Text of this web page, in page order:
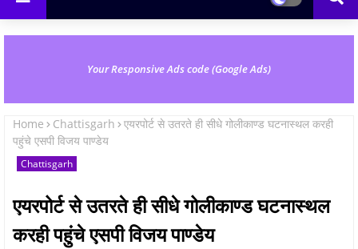
Your Responsive Ads code (Google Ads)
Home Chattisgarh
एयरपोर्ट से उतरते ही सीधे गोलीकाण्ड घटनास्थल करही
पहुंचे एसपी विजय पाण्डेय
Chattisgarh
एयरपोर्ट से उतरते ही सीधे गोलीकाण्ड घटनास्थल
करही पहुंचे एसपी विजय पाण्डेय